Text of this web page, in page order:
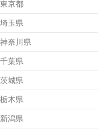
東京都
埼玉県
神奈川県
千葉県
茨城県
栃木県
新潟県